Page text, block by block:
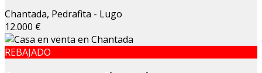
Chantada, Pedrafita - Lugo
12.000 €
REBAJADO